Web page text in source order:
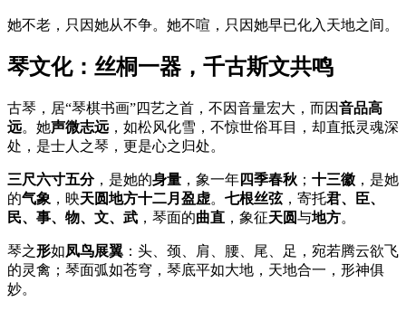
她不老，只因她从不争。她不喧，只因她早已化入天地之间。
琴文化：丝桐一器，千古斯文共鸣
古琴，居“琴棋书画”四艺之首，不因音量宏大，而因音品高
远。她声微志远 ，如松风化雪，不惊世俗耳目，却直抵灵魂深
处，是士人之琴，更是心之归处。
三尺六寸五分，是她的身量 ，象一年四季春秋 ； 十三徽 ，是她
的气象 ，映天圆地方十二月盈虚。 七根丝弦，寄托君、臣、
民、事、物、文、武 ，琴面的曲直 ，象征天圆与地方。
琴之形如凤鸟展翼 ：头、颈、肩、腰、尾、足，宛若腾云欲飞
的灵禽；琴面弧如苍穹，琴底平如大地，天地合一，形神俱
妙。